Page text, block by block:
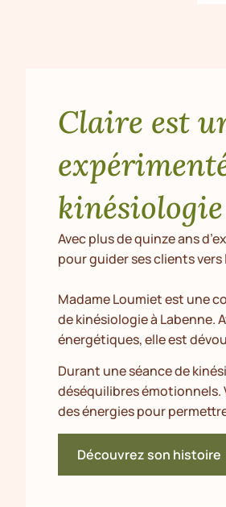
Claire est
Avec plus de quinze ans
pour guider ses clients
Madame Loumiet est une
de kinésiologie à Labenne.
énergétiques, elle est
Durant une séance de
déséquilibres émotionnels.
des énergies pour
Découvrez son histoire